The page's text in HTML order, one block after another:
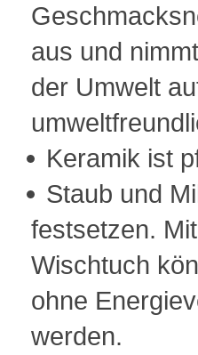
aus und
der Umwelt
Keramik ist
Staub und
festsetzen.
Wischtuch
ohne
werden.